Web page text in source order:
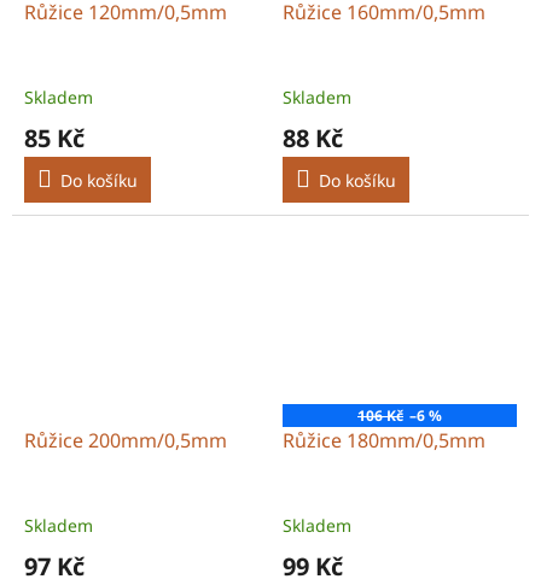
Růžice 120mm/0,5mm
Skladem
85 Kč
Do košíku
Růžice 160mm/0,5mm
Skladem
88 Kč
Do košíku
Růžice 200mm/0,5mm
Skladem
97 Kč
106 Kč –6 %
Růžice 180mm/0,5mm
Skladem
99 Kč